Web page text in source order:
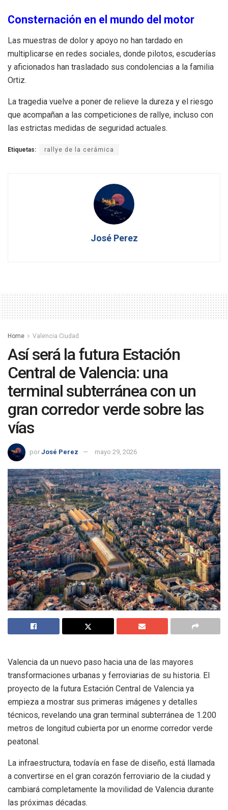
Consternación en el mundo del motor
Las muestras de dolor y apoyo no han tardado en
multiplicarse en redes sociales, donde pilotos, escuderías
y aficionados han trasladado sus condolencias a la familia
Ortiz.
La tragedia vuelve a poner de relieve la dureza y el riesgo
que acompañan a las competiciones de rallye, incluso con
las estrictas medidas de seguridad actuales.
Etiquetas: rallye de la cerámica
José Perez
Home Valencia Ciudad
Así será la futura Estación
Central de Valencia: una
terminal subterránea con un
gran corredor verde sobre las
vías
por José Perez mayo 29, 2026
Valencia da un nuevo paso hacia una de las mayores
transformaciones urbanas y ferroviarias de su historia. El
proyecto de la futura Estación Central de Valencia ya
empieza a mostrar sus primeras imágenes y detalles
técnicos, revelando una gran terminal subterránea de 1.200
metros de longitud cubierta por un enorme corredor verde
peatonal.
La infraestructura, todavía en fase de diseño, está llamada
a convertirse en el gran corazón ferroviario de la ciudad y
cambiará completamente la movilidad de Valencia durante
las próximas décadas.